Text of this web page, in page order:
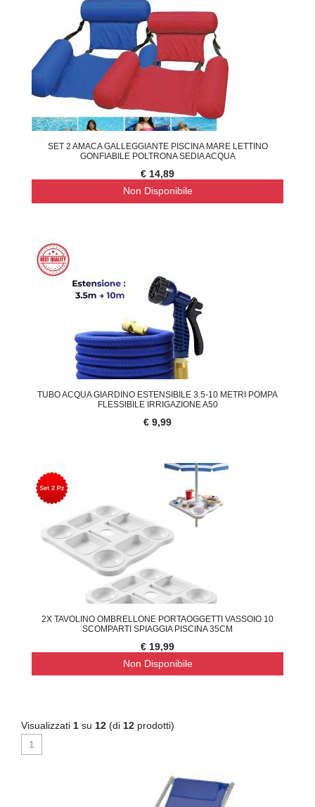
SET 2 AMACA GALLEGGIANTE PISCINA MARE LETTINO
GONFIABILE POLTRONA SEDIA ACQUA
€ 14,89
Non Disponibile
TUBO ACQUA GIARDINO ESTENSIBILE 3.5-10 METRI POMPA
FLESSIBILE IRRIGAZIONE A50
€ 9,99
2X TAVOLINO OMBRELLONE PORTAOGGETTI VASSOIO 10
SCOMPARTI SPIAGGIA PISCINA 35CM
€ 19,99
Non Disponibile
Visualizzati 1 su 12 (di 12 prodotti)
1